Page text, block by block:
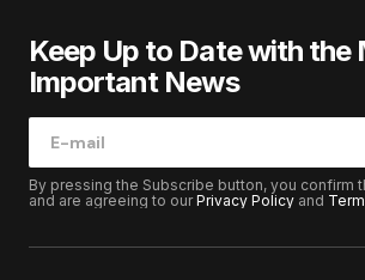
Keep Up to Date with the
Important News
By pressing the Subscribe button, you confirm
and are agreeing to ourPrivacy Policy and